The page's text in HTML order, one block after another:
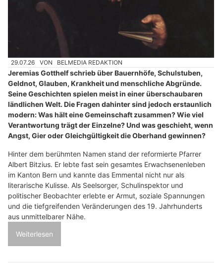
29.07.26 VON BELMEDIA REDAKTION
Jeremias Gotthelf schrieb über Bauernhöfe, Schulstuben,
Geldnot, Glauben, Krankheit und menschliche Abgründe.
Seine Geschichten spielen meist in einer überschaubaren
ländlichen Welt. Die Fragen dahinter sind jedoch erstaunlich
modern: Was hält eine Gemeinschaft zusammen? Wie viel
Verantwortung trägt der Einzelne? Und was geschieht, wenn
Angst, Gier oder Gleichgültigkeit die Oberhand gewinnen?
Hinter dem berühmten Namen stand der reformierte Pfarrer
Albert Bitzius. Er lebte fast sein gesamtes Erwachsenenleben
im Kanton Bern und kannte das Emmental nicht nur als
literarische Kulisse. Als Seelsorger, Schulinspektor und
politischer Beobachter erlebte er Armut, soziale Spannungen
und die tiefgreifenden Veränderungen des 19. Jahrhunderts
aus unmittelbarer Nähe.
Weiterlesen